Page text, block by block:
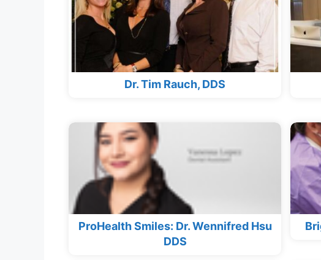
Dr. Tim Rauch, DDS
ProHealth Smiles: Dr. Wennifred Hsu
DDS